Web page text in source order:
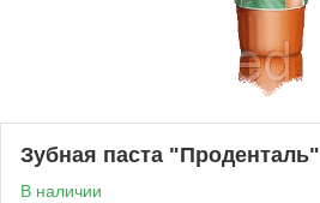
Зубная паста "Проденталь"
В наличии